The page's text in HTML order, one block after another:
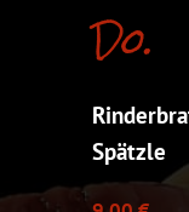
Do.
Spätzle